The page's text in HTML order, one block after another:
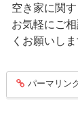
空き家に関
お気軽にご
くお願いしま
entry1117
パーマリン